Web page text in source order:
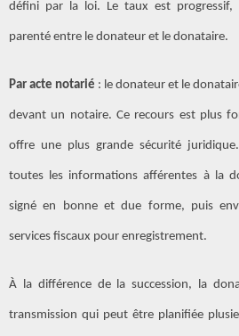
défini par la loi. Le taux est
parenté entre le donateur et le donataire.
Par acte notarié : le donateur et le
devant un notaire. Ce recours est plus
offre une plus grande sécurité juridique.
toutes les informations afférentes à la
signé en bonne et due forme, puis
services fiscaux pour enregistrement.
À la différence de la succession, la
transmission qui peut être planifiée